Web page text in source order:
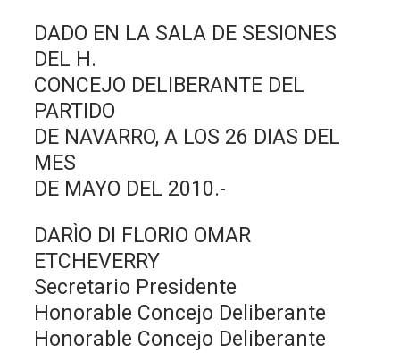
DADO EN LA SALA DE SESIONES
DEL H.
CONCEJO DELIBERANTE DEL
PARTIDO
DE NAVARRO, A LOS 26 DIAS DEL
MES
DE MAYO DEL 2010.-
DARÌO DI FLORIO OMAR
ETCHEVERRY
Secretario Presidente
Honorable Concejo Deliberante
Honorable Concejo Deliberante